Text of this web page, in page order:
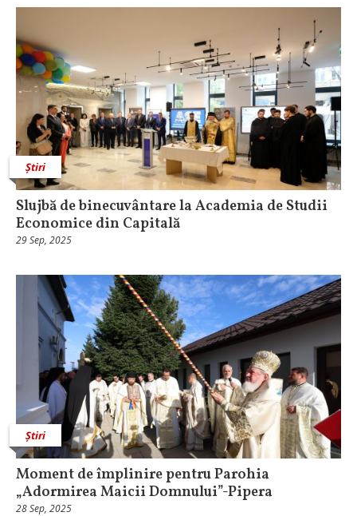
Știri
Slujbă de binecuvântare la Academia de Studii
Economice din Capitală
29 Sep, 2025
Știri
Moment de împlinire pentru Parohia
„Adormirea Maicii Domnului”-Pipera
28 Sep, 2025